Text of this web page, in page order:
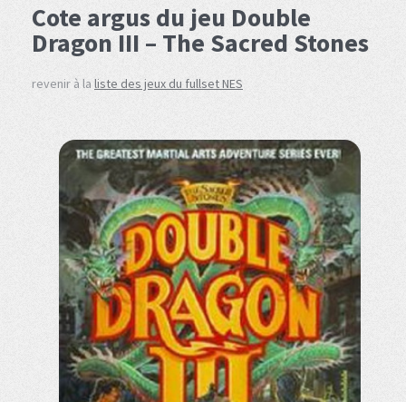
Cote argus du jeu Double
Dragon III – The Sacred Stones
revenir à la liste des jeux du fullset NES